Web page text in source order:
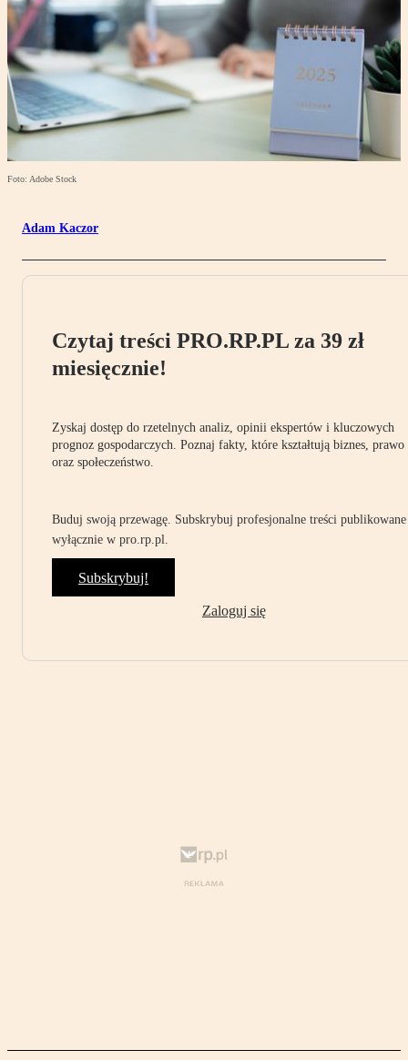
Foto: Adobe Stock
Adam Kaczor
Czytaj treści PRO.RP.PL za 39 zł
miesięcznie!
Zyskaj dostęp do rzetelnych analiz, opinii ekspertów i kluczowych
prognoz gospodarczych. Poznaj fakty, które kształtują biznes, prawo
oraz społeczeństwo.
Buduj swoją przewagę. Subskrybuj profesjonalne treści publikowane
wyłącznie w pro.rp.pl.
Subskrybuj!
Zaloguj się